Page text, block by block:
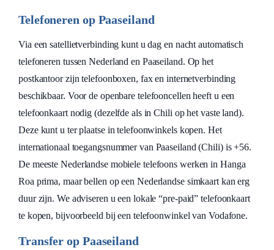
Telefoneren op Paaseiland
Via een satellietverbinding kunt u dag en nacht automatisch
telefoneren tussen Nederland en Paaseiland. Op het
postkantoor zijn telefoonboxen, fax en internetverbinding
beschikbaar. Voor de openbare telefooncellen heeft u een
telefoonkaart nodig (dezelfde als in Chili op het vaste land).
Deze kunt u ter plaatse in telefoonwinkels kopen. Het
internationaal toegangsnummer van Paaseiland (Chili) is +56.
De meeste Nederlandse mobiele telefoons werken in Hanga
Roa prima, maar bellen op een Nederlandse simkaart kan erg
duur zijn. We adviseren u een lokale “pre-paid” telefoonkaart
te kopen, bijvoorbeeld bij een telefoonwinkel van Vodafone.
Transfer op Paaseiland